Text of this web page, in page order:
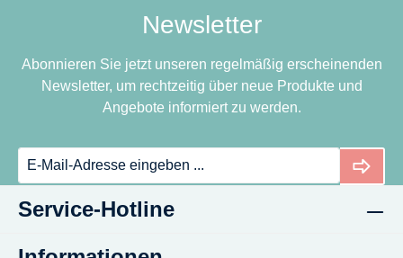
Newsletter
Abonnieren Sie jetzt unseren regelmäßig erscheinenden
Newsletter, um rechtzeitig über neue Produkte und
Angebote informiert zu werden.
Service-Hotline